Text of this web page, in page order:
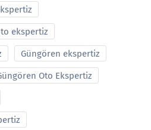
ekspertiz
Güngören ekspertiz
Oto Ekspertiz